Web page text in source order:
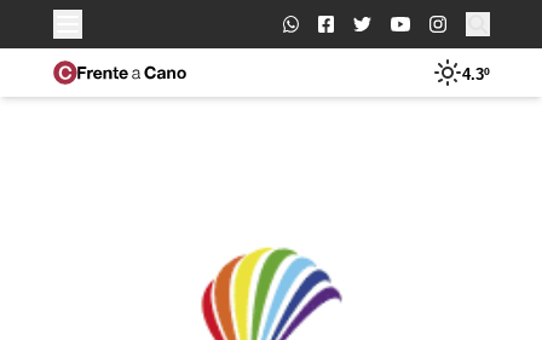
Buscar:
4.3º